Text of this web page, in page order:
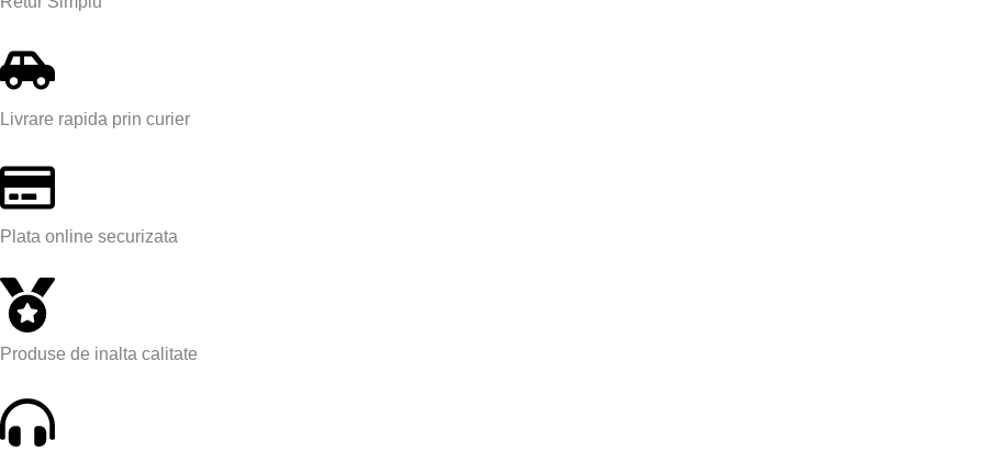
Livrare rapida prin curier
Plata online securizata
Produse de inalta calitate